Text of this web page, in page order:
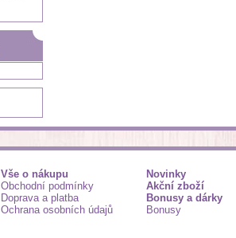
Vše o nákupu
Obchodní podmínky
Doprava a platba
Ochrana osobních údajů
Novinky
Akční zboží
Bonusy a dárky
Bonusy